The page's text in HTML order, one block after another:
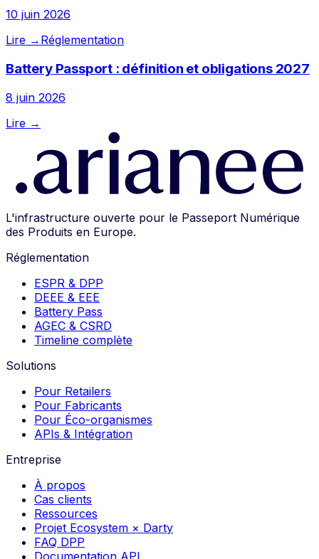
10 juin 2026
Lire → Réglementation
Battery Passport : définition et obligations 2027
8 juin 2026
Lire →
L'infrastructure ouverte pour le Passeport Numérique
des Produits en Europe.
Réglementation
ESPR & DPP
DEEE & EEE
Battery Pass
AGEC & CSRD
Timeline complète
Solutions
Pour Retailers
Pour Fabricants
Pour Éco-organismes
APIs & Intégration
Entreprise
À propos
Cas clients
Ressources
Projet Ecosystem × Darty
FAQ DPP